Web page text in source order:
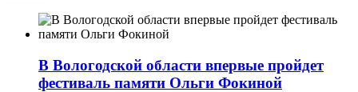
В Вологодской области впервые пройдет
фестиваль памяти Ольги Фокиной